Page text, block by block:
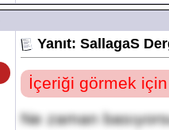
Yanıt: SallagaS
İçeriği görmek
Ne zaman